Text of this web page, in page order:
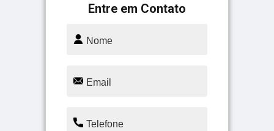
Entre em Contato